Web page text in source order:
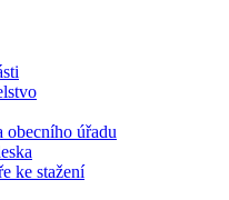
obecního úřadu
ke stažení